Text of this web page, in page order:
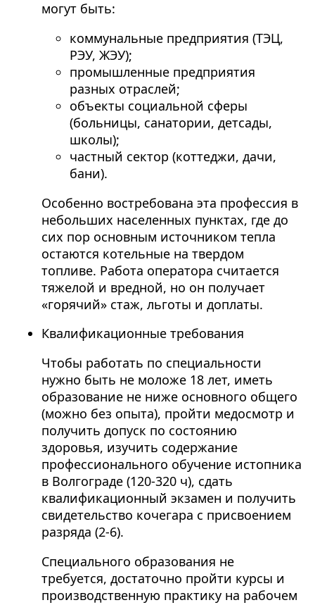
могут быть:
коммунальные предприятия (ТЭЦ,
РЭУ, ЖЭУ);
промышленные предприятия
разных отраслей;
объекты социальной сферы
(больницы, санатории, детсады,
школы);
частный сектор (коттеджи, дачи,
бани).
Особенно востребована эта профессия в
небольших населенных пунктах, где до
сих пор основным источником тепла
остаются котельные на твердом
топливе. Работа оператора считается
тяжелой и вредной, но он получает
«горячий» стаж, льготы и доплаты.
Квалификационные требования
Чтобы работать по специальности
нужно быть не моложе 18 лет, иметь
образование не ниже основного общего
(можно без опыта), пройти медосмотр и
получить допуск по состоянию
здоровья, изучить содержание
профессионального обучение истопника
в Волгограде (120-320 ч), сдать
квалификационный экзамен и получить
свидетельство кочегара с присвоением
разряда (2-6).
Специального образования не
требуется, достаточно пройти курсы и
производственную практику на рабочем